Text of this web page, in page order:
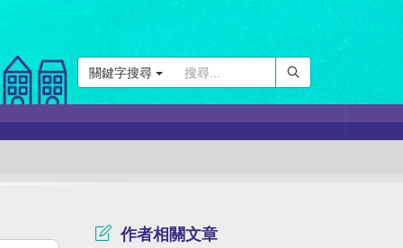
關鍵字搜尋
作者相關文章